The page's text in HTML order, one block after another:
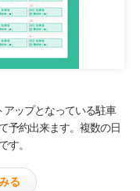
ップとなっている駐車
予約出来ます。複数の日
す。
る